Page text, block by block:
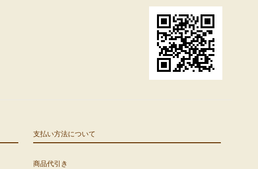
支払い方法について
商品代引き